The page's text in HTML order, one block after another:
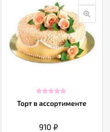
Торт в ассортименте
910₽